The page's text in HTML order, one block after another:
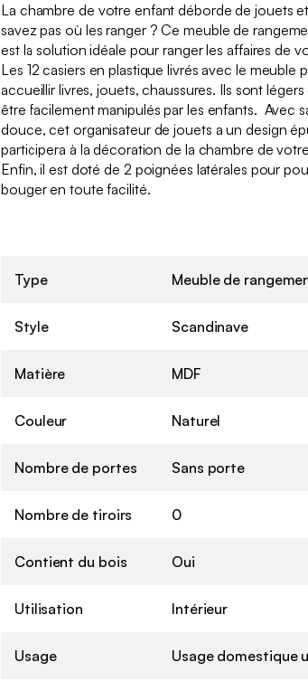
La chambre de votre enfant déborde de jouets
savez pas où les ranger ? Ce meuble de
est la solution idéale pour ranger les affaires de
Les 12 casiers en plastique livrés avec le meuble
accueillir livres, jouets, chaussures. Ils sont
être facilement manipulés par les enfants. Avec
douce, cet organisateur de jouets a un design
participera à la décoration de la chambre de
Enfin, il est doté de 2 poignées latérales pour
bouger en toute facilité.
Type Meuble de
Style Scandinave
Matière MDF
Couleur Naturel
Nombre de portes Sans porte
Nombre de tiroirs 0
Contient du bois Oui
Utilisation Intérieur
Usage Usage domestique